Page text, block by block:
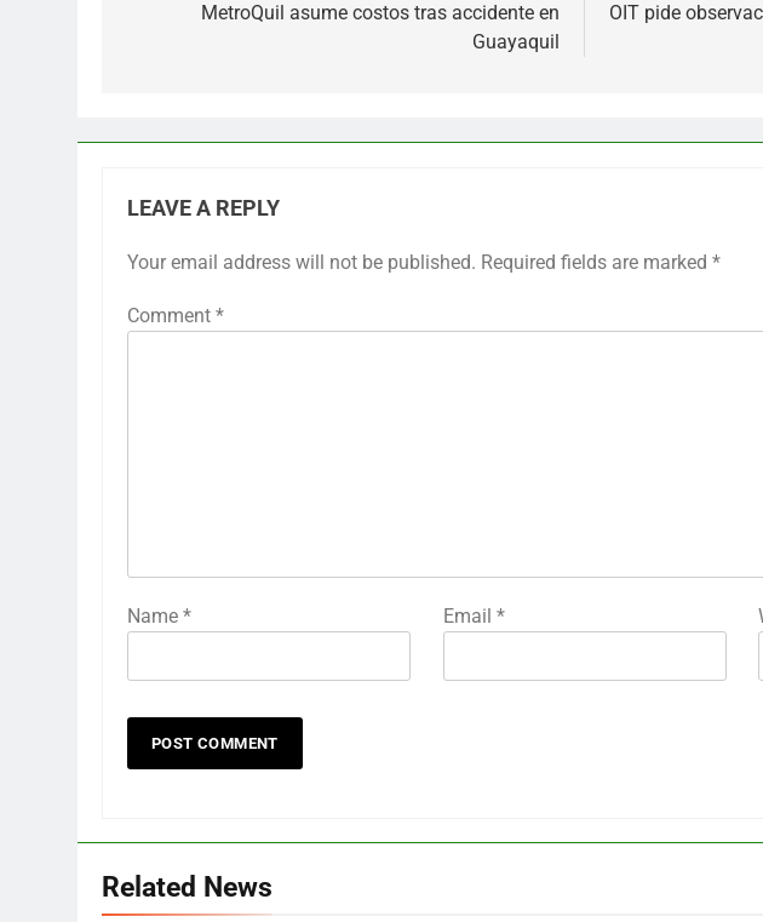
navigationMetroQuil asume costos tras accidente en
Guayaquil
OIT pide
LEAVE A REPLY
Your email address will not be published. Required fields are marked *
Comment *
Name * Email *
Related News